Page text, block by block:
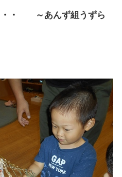
・・ ～あんず組うずら